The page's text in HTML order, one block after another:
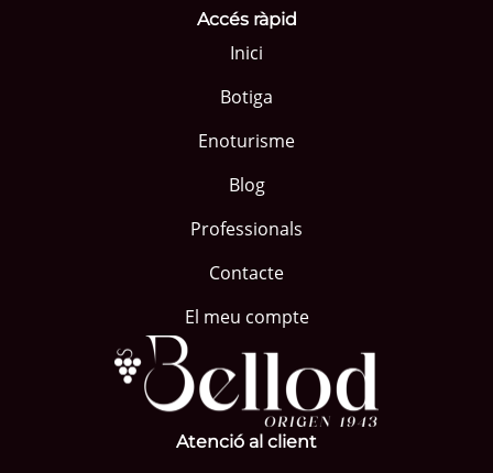
Accés ràpid
Inici
Botiga
Enoturisme
Blog
Professionals
Contacte
El meu compte
Atenció al client